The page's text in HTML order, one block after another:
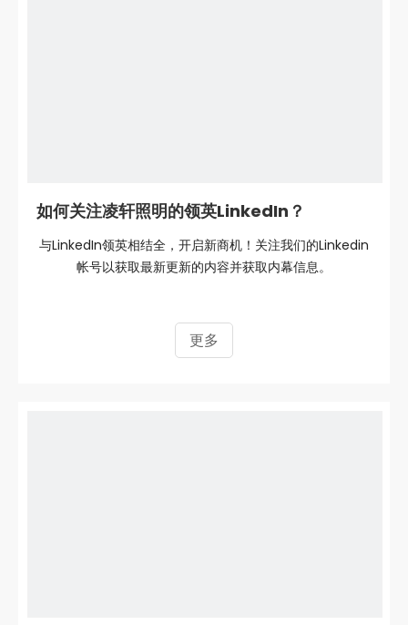
如何关注凌轩照明的领英LinkedIn？
与LinkedIn领英相结全，开启新商机！关注我们的Linkedin
帐号以获取最新更新的内容并获取内幕信息。
更多